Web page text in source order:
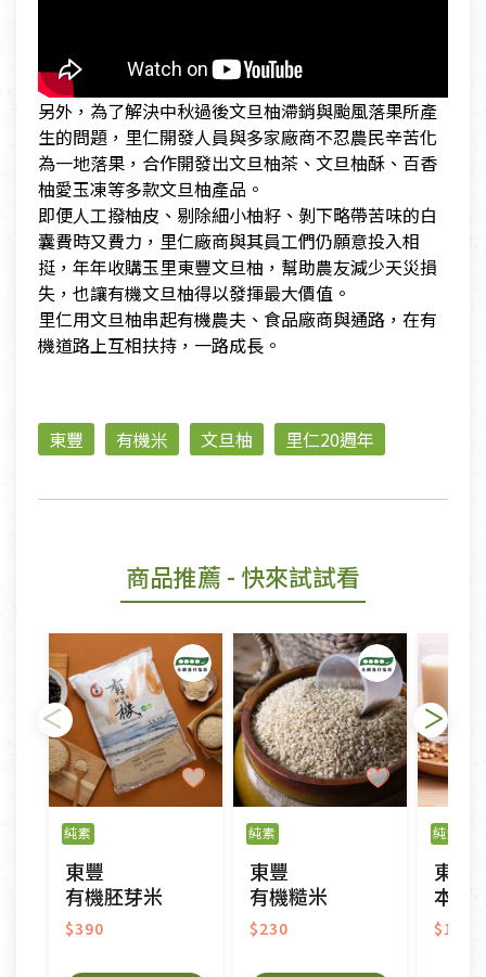
另外，為了解決中秋過後文旦柚滯銷與颱風落果所產
生的問題，里仁開發人員與多家廠商不忍農民辛苦化
為一地落果，合作開發出文旦柚茶、文旦柚酥、百香
柚愛玉凍等多款文旦柚產品。
即便人工撥柚皮、剔除細小柚籽、剝下略帶苦味的白
囊費時又費力，里仁廠商與其員工們仍願意投入相
挺，年年收購玉里東豐文旦柚，幫助農友減少天災損
失，也讓有機文旦柚得以發揮最大價值。
里仁用文旦柚串起有機農夫、食品廠商與通路，在有
機道路上互相扶持，一路成長。
東豐 有機米 文旦柚 里仁20週年
商品推薦 - 快來試試看
純素
東豐
有機胚芽米
$390
純素
東豐
有機糙米
$230
純素
東豐
本土
$135